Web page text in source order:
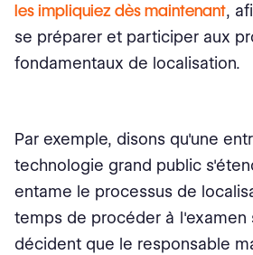
les impliquiez dès maintenant,
se préparer et participer aux
fondamentaux de localisation.
Par exemple, disons qu'une
technologie grand public
entame le processus de
temps de procéder à l'examen
décident que le responsable